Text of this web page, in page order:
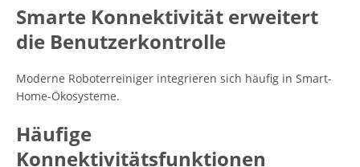
Smarte Konnektivität erweitert
die Benutzerkontrolle
Moderne Roboterreiniger integrieren sich häufig in Smart-
Home-Ökosysteme.
Häufige
Konnektivitätsfunktionen